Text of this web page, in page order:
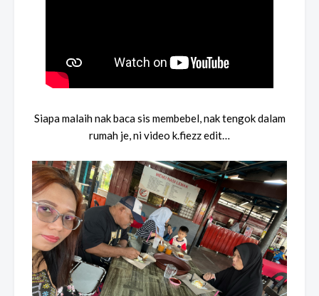
Siapa malaih nak baca sis membebel, nak tengok dalam
rumah je, ni video k.fiezz edit…